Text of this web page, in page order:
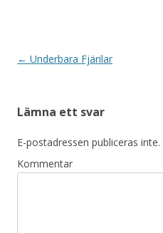
Inläggsnavigering
← Underbara Fjärilar
Lämna ett svar
E-postadressen publiceras inte.
Kommentar